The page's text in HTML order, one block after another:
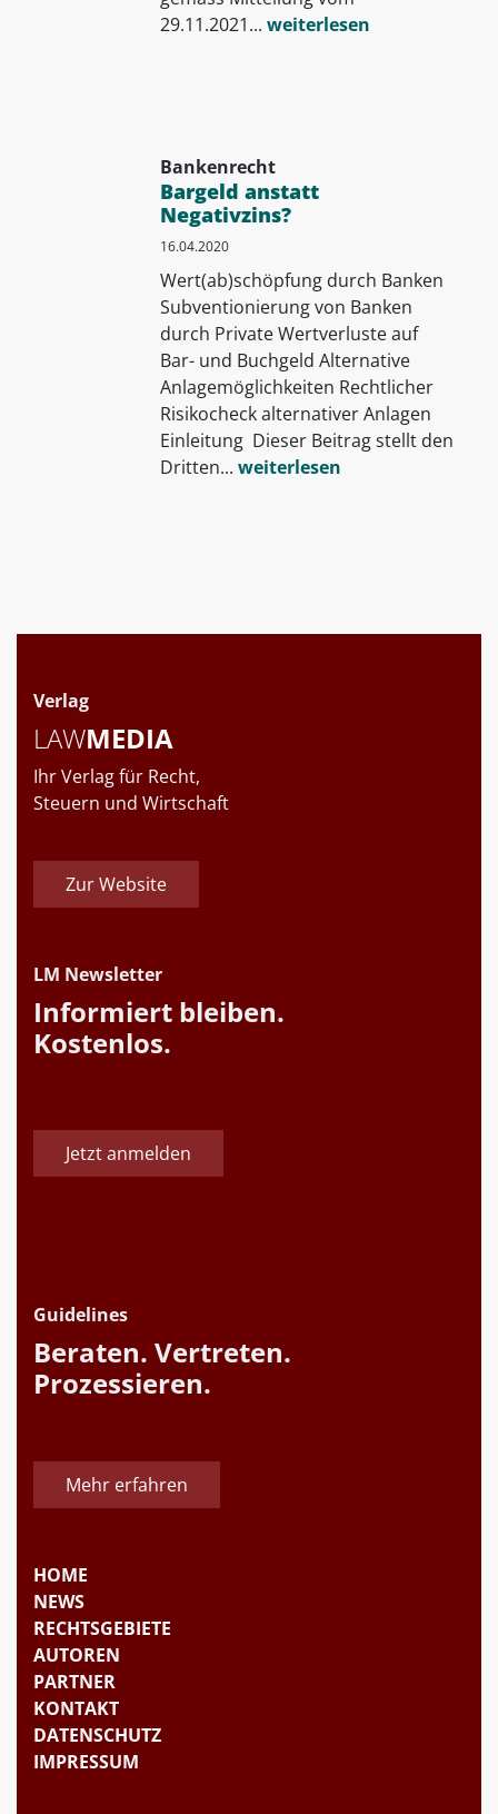
29.11.2021... weiterlesen
Bankenrecht
Bargeld anstatt
Negativzins?
16.04.2020
Wert(ab)schöpfung durch Banken
Subventionierung von Banken
durch Private Wertverluste auf
Bar- und Buchgeld Alternative
Anlagemöglichkeiten Rechtlicher
Risikocheck alternativer Anlagen
Einleitung Dieser Beitrag stellt den
Dritten... weiterlesen
Verlag
LAWMEDIA
Ihr Verlag für Recht,
Steuern und Wirtschaft
Zur Website
LM Newsletter
Informiert bleiben.
Kostenlos.
Jetzt anmelden
Guidelines
Beraten. Vertreten.
Prozessieren.
Mehr erfahren
HOME
NEWS
RECHTSGEBIETE
AUTOREN
PARTNER
KONTAKT
DATENSCHUTZ
IMPRESSUM